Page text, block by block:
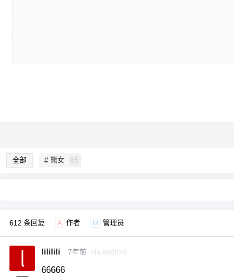
全部 # 熊女 65
612 条回复 A 作者 M 管理员
lililili 7年前 via Android
66666